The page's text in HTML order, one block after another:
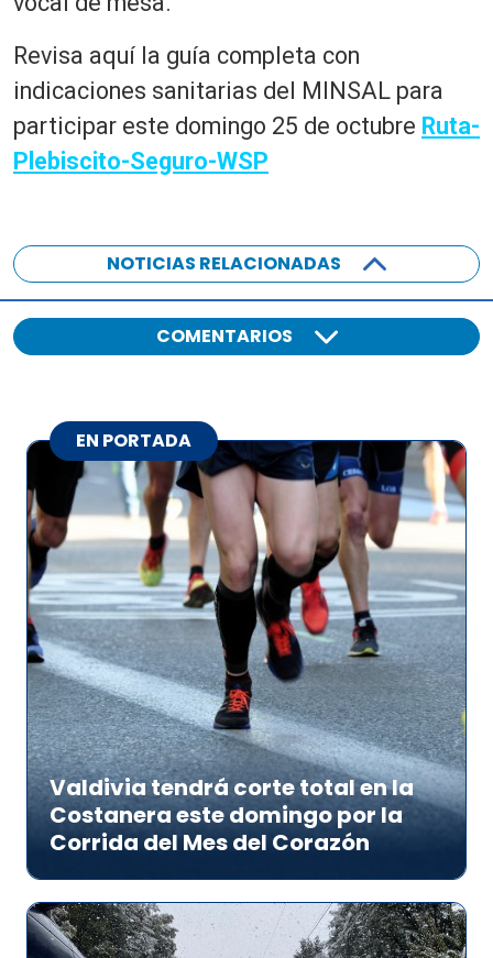
Revisa aquí la guía completa con
indicaciones sanitarias del MINSAL para
participar este domingo 25 de octubre Ruta-
Plebiscito-Seguro-WSP
NOTICIAS RELACIONADAS
COMENTARIOS
EN PORTADA
Valdivia tendrá corte total en la
Costanera este domingo por la
Corrida del Mes del Corazón